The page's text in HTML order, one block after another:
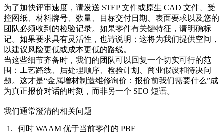
为了加快评审速度，请发送 STEP 文件或原生 CAD 文件、受
控图纸、材料牌号、数量、目标交付日期、表面要求以及您的
团队必须收到的检验记录。如果零件有关键特征，请明确标
记。如果要求具有灵活性，也请说明；这将为我们提供空间，
以建议风险更低或成本更低的路线。
当这些细节齐备时，我们的团队可以回复一个切实可行的范
围：工艺路线、后处理顺序、检验计划、商业假设和待决问
题。这才是“金属增材制造维修询价：报价前我们需要什么”成
为真正报价对话的时刻，而非另一个 SEO 短语。
我们通常澄清的相关问题
何时 WAAM 优于当前零件的 PBF